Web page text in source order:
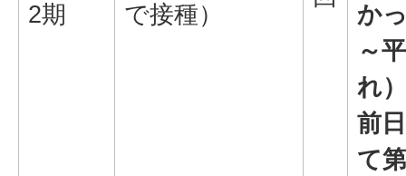
2期
で接種）
か
～
れ
前
て